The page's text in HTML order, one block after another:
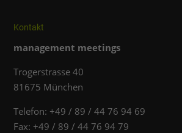
Kontakt
management meetings
Trogerstrasse 40
81675 München
Telefon: +49 / 89 / 44 76 94 69
Fax: +49 / 89 / 44 76 94 79
externen Medien akzeptiert werden,
diese Inhalte keiner manuellen Einwilligung
Cookie-Informationen